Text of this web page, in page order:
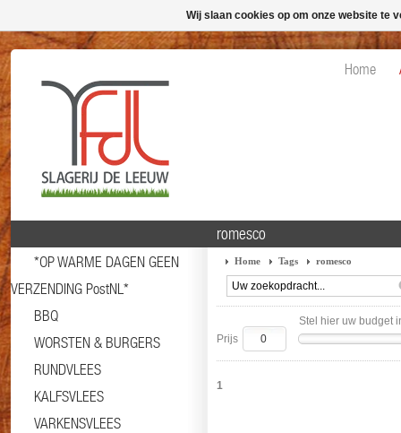
Home
*OP WARME DAGEN GEEN
VERZENDING PostNL*
BBQ
WORSTEN & BURGERS
RUNDVLEES
KALFSVLEES
VARKENSVLEES
romesco
Home Tags romesco
Stel hier uw budget
Prijs
1
Wij slaan cookies op om onze website te